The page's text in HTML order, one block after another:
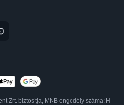
Zrt. biztosítja, MNB engedély száma: H-